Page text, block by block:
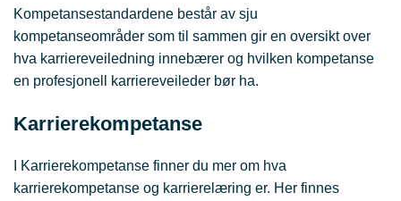
Kompetansestandardene består av sju
kompetanseområder som til sammen gir en oversikt over
hva karriereveiledning innebærer og hvilken kompetanse
en profesjonell karriereveileder bør ha.
Karrierekompetanse
I Karrierekompetanse finner du mer om hva
karrierekompetanse og karrierelæring er. Her finnes